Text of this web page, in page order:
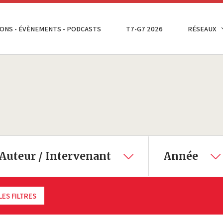
- ÉVÈNEMENTS - PODCASTS T7-G7 2026 RÉSEAUX
/ Intervenant Année
FILTRES